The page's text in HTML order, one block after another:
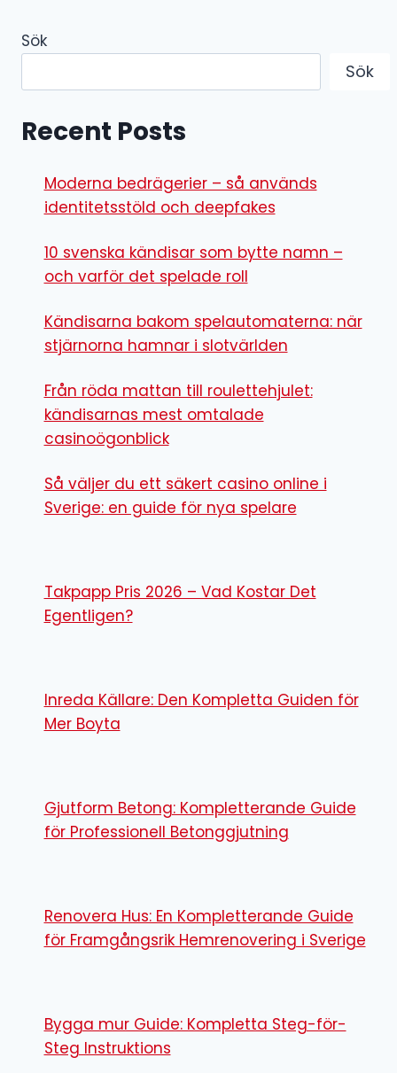
Sök
Sök
Recent Posts
Moderna bedrägerier – så används
identitetsstöld och deepfakes
10 svenska kändisar som bytte namn –
och varför det spelade roll
Kändisarna bakom spelautomaterna: när
stjärnorna hamnar i slotvärlden
Från röda mattan till roulettehjulet:
kändisarnas mest omtalade
casinoögonblick
Så väljer du ett säkert casino online i
Sverige: en guide för nya spelare
Takpapp Pris 2026 – Vad Kostar Det
Egentligen?
Inreda Källare: Den Kompletta Guiden för
Mer Boyta
Gjutform Betong: Kompletterande Guide
för Professionell Betonggjutning
Renovera Hus: En Kompletterande Guide
för Framgångsrik Hemrenovering i Sverige
Bygga mur Guide: Kompletta Steg-för-
Steg Instruktions